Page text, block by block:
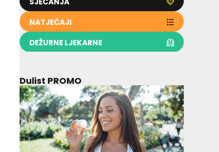
NATJEČAJI
DEŽURNE LJEKARNE
Dulist PROMO